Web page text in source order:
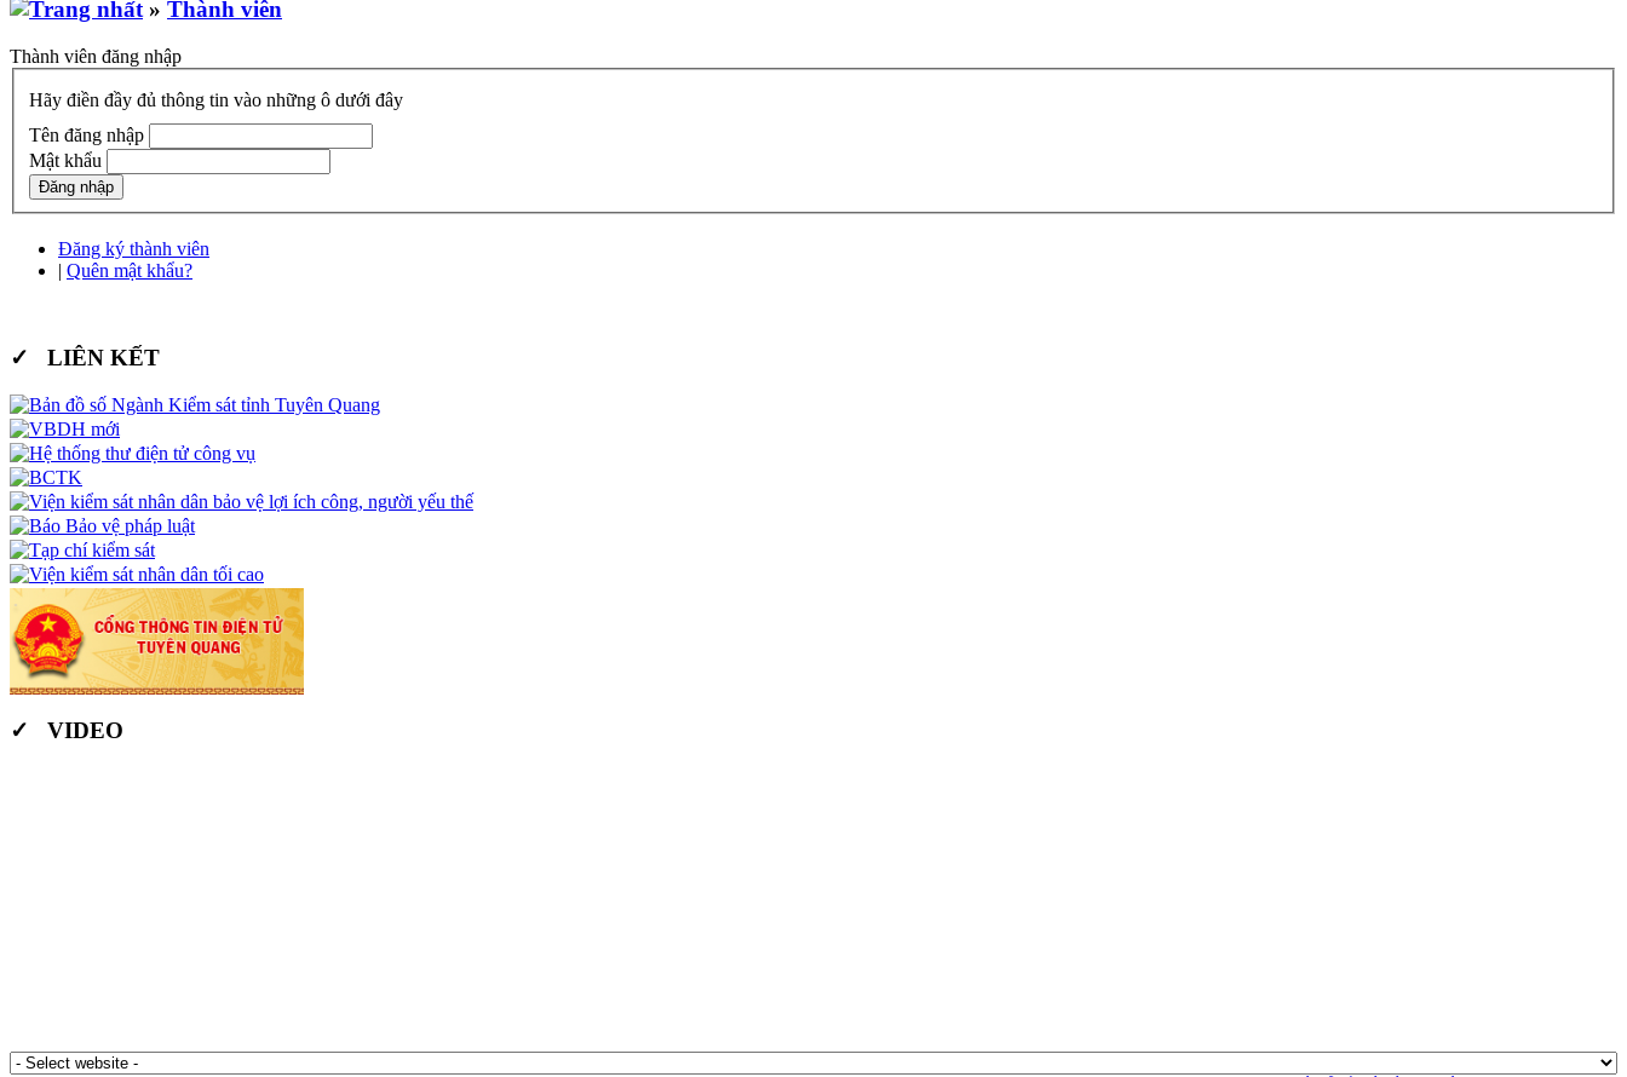
» Thành viên
Thành viên đăng nhập
Hãy điền đầy đủ thông tin vào những ô dưới đây
Tên đăng nhập
Mật khẩu
Đăng ký thành viên
| Quên mật khẩu?
✓ LIÊN KẾT
✓ VIDEO